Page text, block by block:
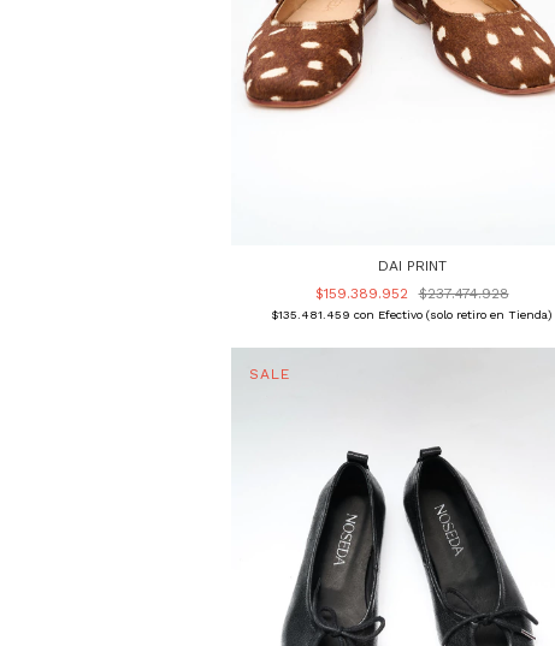
DAI PRINT
$159.389.952
$237.474.928
$135.481.459 con Efectivo (solo retiro en Tienda)